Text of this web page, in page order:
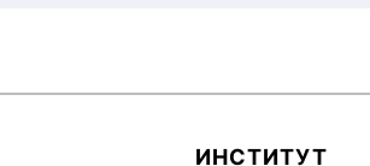
ИН­СТИ­ТУТ